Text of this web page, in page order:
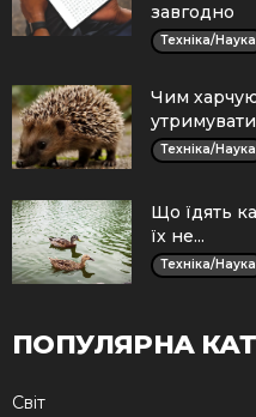
завгодно
Техніка/Наука
Чим
Техніка/Наука
Що їдять
їх не...
Техніка/Наука
ПОПУЛЯРНА
Cвіт